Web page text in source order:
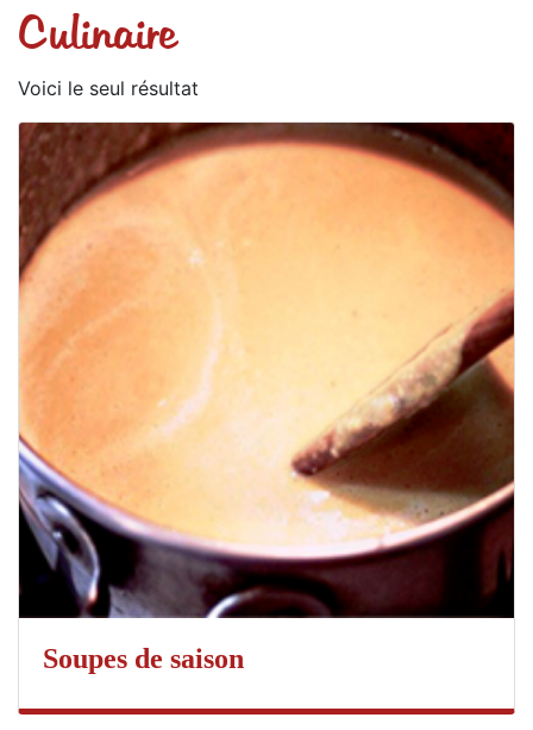
Culinaire
Voici le seul résultat
Soupes de saison